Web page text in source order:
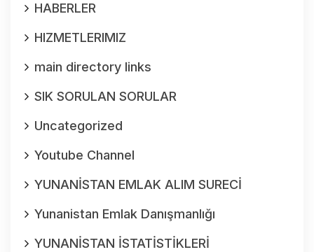
HABERLER
HIZMETLERIMIZ
main directory links
SIK SORULAN SORULAR
Uncategorized
Youtube Channel
YUNANİSTAN EMLAK ALIM SURECİ
Yunanistan Emlak Danışmanlığı
YUNANİSTAN İSTATİSTİKLERİ